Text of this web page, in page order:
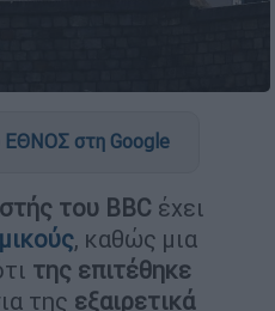
ΕΘΝΟΣ στη Google
του BBC έχει
, καθώς μια
της επιτέθηκε
της εξαιρετικά